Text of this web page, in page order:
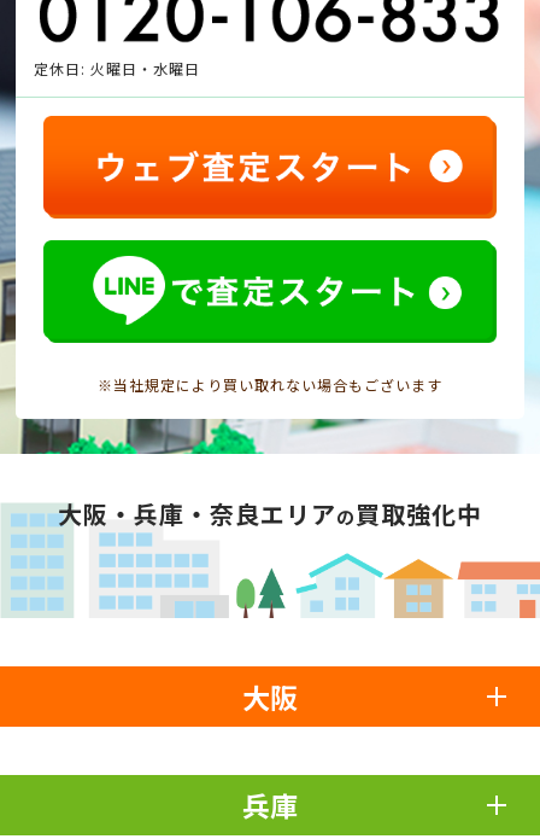
定休日: 火曜日・水曜日
※当社規定により買い取れない場合もございます
大阪・兵庫・奈良エリアの買取強化中
大阪
兵庫